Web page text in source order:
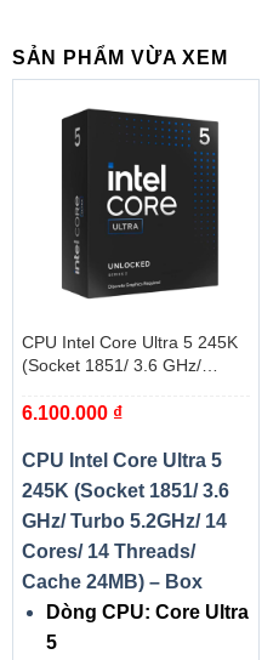
SẢN PHẨM VỪA XEM
CPU Intel Core Ultra 5 245K
(Socket 1851/ 3.6 GHz/
Threads/ Cache 24MB) – Box
6.100.000 ₫
CPU Intel Core Ultra 5
245K (Socket 1851/ 3.6
GHz/ Turbo 5.2GHz/ 14
Cores/ 14 Threads/
Cache 24MB) – Box
Dòng CPU: Core Ultra
5